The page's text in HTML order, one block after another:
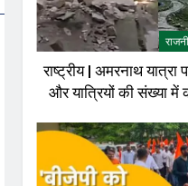
राष्ट्रीय | अमरनाथ
और यात्रियों की संख्या में